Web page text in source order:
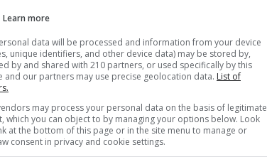
με τις τοπικές παραδόσεις. Το
κόκκινο αβγό. Οι πλεξούδες και οι
χρόνους ως σύμβολα για την
οι γυναίκες καταπιάνονται με το
της Λαμπρής και τις στολίζουν με
με το σχήμα που τους έδιναν
“καλαθάκια”, “δοξάρια”, “αυγούλες”,
Learn more
data will be processed and information from your device
unique identifiers, and other device data) may be stored by,
by and shared with 210 partners, or used specifically by this
and our partners may use precise geolocation data. List of
may process your personal data on the basis of legitimate
which you can object to by managing your options below. Look
at the bottom of this page or in the site menu to manage or
consent in privacy and cookie settings.